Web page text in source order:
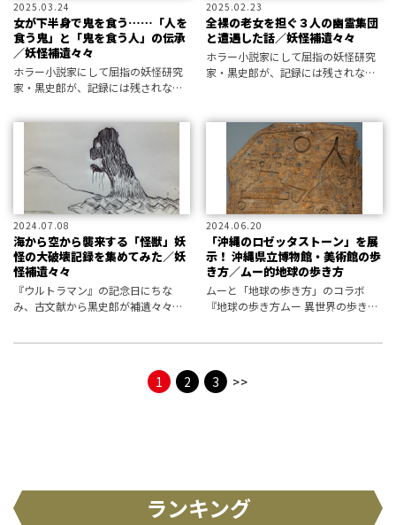
2025.03.24
女が下半身で鬼を食う……「人を
食う鬼」と「鬼を食う人」の伝承
／妖怪補遺々々
ホラー小説家にして屈指の妖怪研究
家・黒史郎が、記録には残されなが
発掘する、それが「妖怪補
遺々々」！ 今回は、「鬼」にまつ
わる伝説から補遺々々します。
2025.02.23
全裸の老女を担ぐ３人の幽霊集団
と遭遇した話／妖怪補遺々々
ホラー小説家にして屈指の妖怪研究
家・黒史郎が、記録には残されなが
「南島研究」より、ちょっと変わっ
た怪異・怪談を補遺々々します。
2024.07.08
海から空から襲来する「怪獣」妖
怪の大破壊記録を集めてみた／妖
怪補遺々々
『ウルトラマン』の記念日にちな
み、古文献から黒史郎が補遺々々し
されながらも人々から“忘れ去られた
2024.06.20
「沖縄のロゼッタストーン」を展
示！ 沖縄県立博物館・美術館の歩
き方／ムー的地球の歩き方
ムーと「地球の歩き方」のコラボ
『地球の歩き方ムー 異世界の歩き
1 2 3 >>
ランキング